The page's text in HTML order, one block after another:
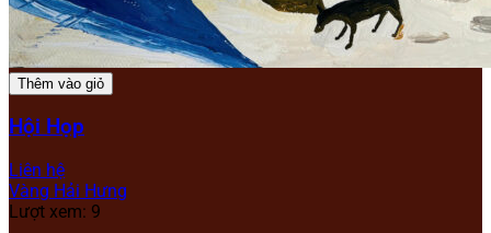
Thêm vào giỏ
Hội Họp
Liên hệ
Vàng Hải Hưng
Lượt xem: 9